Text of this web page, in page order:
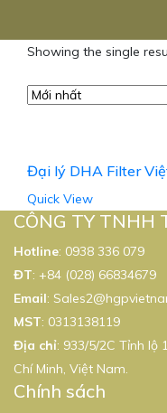
Showing the single
Đại lý DHA Filter
Quick View
CÔNG TY TNHH
Hotline: 0938 336 079
ĐT: +84 (028) 66834679
Email:
MST: 0313138119
Địa chỉ: 933/5/2C Tỉnh lộ
Chí Minh, Việt Nam.
Chính sách